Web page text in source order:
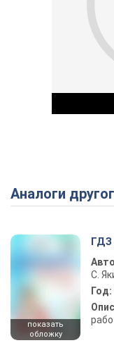
Аналоги
показать
обложку
ГДЗ
С.
Год: